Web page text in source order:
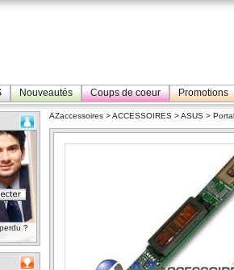
Nouveautés Coups de coeur Promotions
?
AZaccessoires >ACCESSOIRES >ASUS >